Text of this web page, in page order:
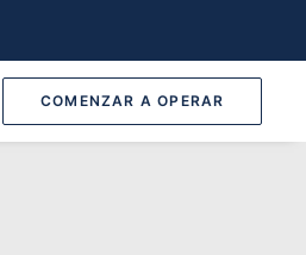
COMENZAR A OPERAR